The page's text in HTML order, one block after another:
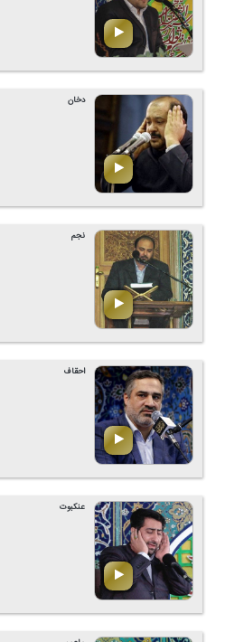
دخان
نجم
احقاف
عنكبوت